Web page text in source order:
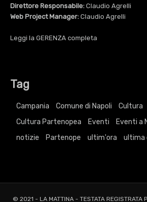
Direttore Responsabile: Claudio Agrelli
Web Project Manager: Claudio Agrelli
Leggi la GERENZA completa
Tag
Campania Comune di Napoli
Cultura
Cultura Partenopea
Eventi Eventi a
notizie
Partenope ultim'ora ultima
© 2021 - LA MATTINA - TESTATA REGISTRATA